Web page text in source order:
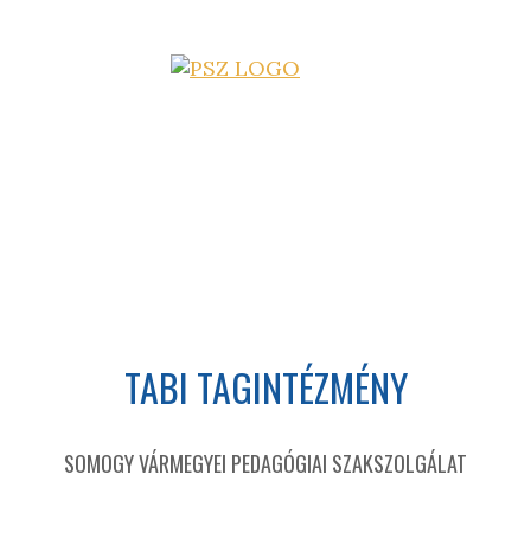
TABI TAGINTÉZMÉNY
SOMOGY VÁRMEGYEI PEDAGÓGIAI SZAKSZOLGÁLAT